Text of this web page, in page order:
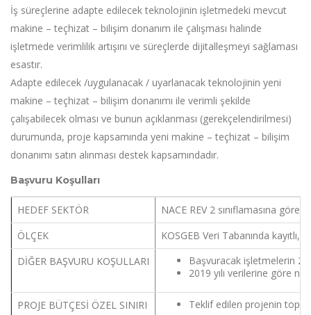
İş süreçlerine adapte edilecek teknolojinin işletmedeki mevcut
makine – teçhizat – bilişim donanım ile çalışması halinde
işletmede verimlilik artışını ve süreçlerde dijitalleşmeyi sağlaması
esastır.
Adapte edilecek /uygulanacak / uyarlanacak teknolojinin yeni
makine – teçhizat – bilişim donanımı ile verimli şekilde
çalışabilecek olması ve bunun açıklanması (gerekçelendirilmesi)
durumunda, proje kapsamında yeni makine – teçhizat – bilişim
donanımı satın alınması destek kapsamındadır.
Başvuru Koşulları
HEDEF SEKTÖR
NACE REV 2 sınıflamasına
ÖLÇEK
KOSGEB Veri Tabanında
DİĞER BAŞVURU KOŞULLARI
Başvuracak işletmelerin
2019 yılı verilerine göre
PROJE BÜTÇESİ ÖZEL SINIRI Teklif edilen projenin